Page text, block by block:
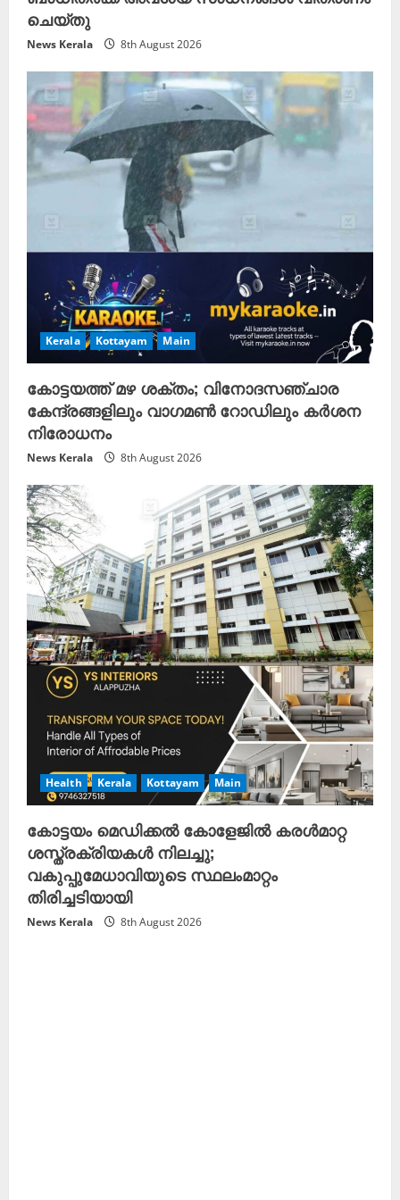
ചെയ്തു
News Kerala 8th August 2026
Kerala Kottayam Main
കോട്ടയത്ത് മഴ ശക്തം; വിനോദസഞ്ചാര
കേന്ദ്രങ്ങളിലും വാഗമൺ റോഡിലും കർശന
നിരോധനം
News Kerala 8th August 2026
Health Kerala Kottayam Main
കോട്ടയം മെഡിക്കൽ കോളേജിൽ കരൾമാറ്റ
ശസ്ത്രക്രിയകൾ നിലച്ചു;
വകുപ്പുമേധാവിയുടെ സ്ഥലംമാറ്റം
തിരിച്ചടിയായി
News Kerala 8th August 2026